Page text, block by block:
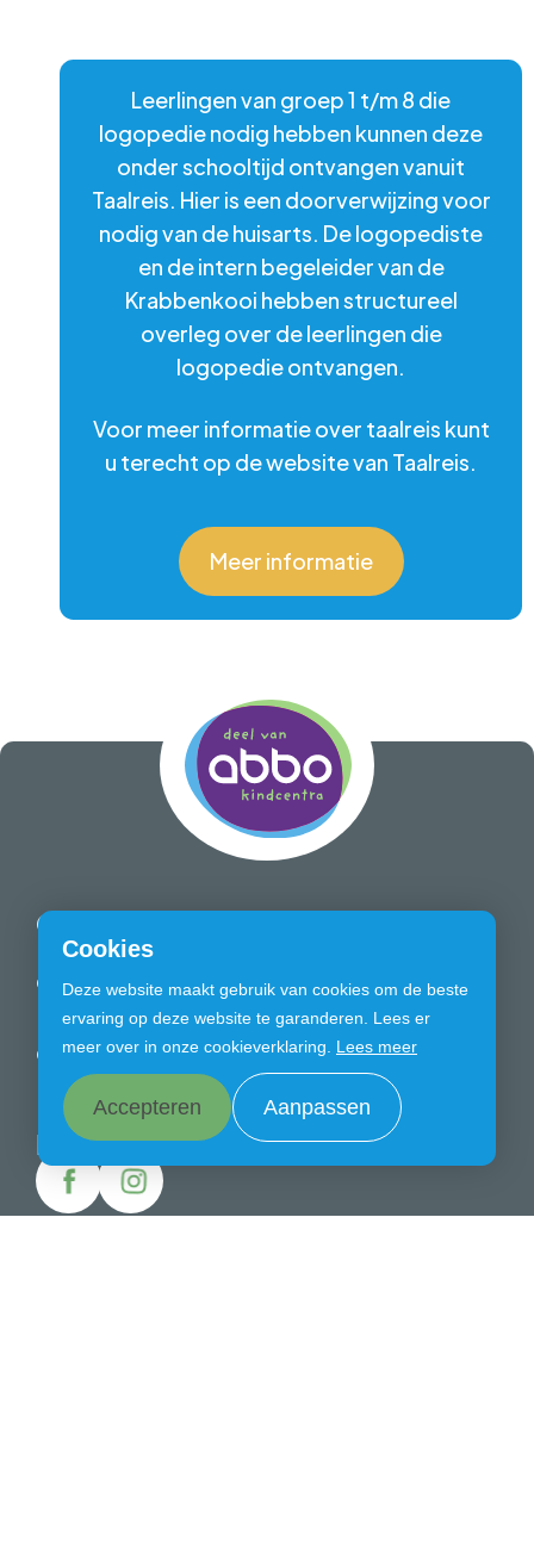
Cookies
Deze website maakt gebruik van cookies om de beste
ervaring op deze website te garanderen. Lees er
meer over in onze cookieverklaring. Lees meer
Accepteren Aanpassen
Leerlingen van groep 1 t/m 8 die
logopedie nodig hebben kunnen deze
onder schooltijd ontvangen vanuit
Taalreis. Hier is een doorverwijzing voor
nodig van de huisarts. De logopediste
en de intern begeleider van de
Krabbenkooi hebben structureel
overleg over de leerlingen die
logopedie ontvangen.
Voor meer informatie over taalreis kunt
u terecht op de website van Taalreis.
Meer informatie
Quick links
Over onze school
Wat maakt ons
bijzonder?
Ouders Aanmelden
Blijf ons volgen